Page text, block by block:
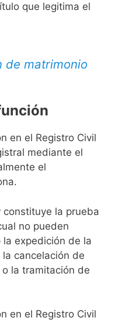
que legitima el
de matrimonio
en el Registro Civil
mediante el
el
la prueba
no pueden
expedición de la
cancelación de
la tramitación de
en el Registro Civil